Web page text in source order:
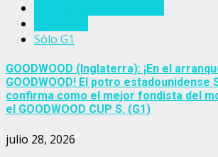
Sólo G1
GOODWOOD (Inglaterra): ¡En el
GOODWOOD! El potro estadounidense
confirma como el mejor fondista del
el GOODWOOD CUP S. (G1)
julio 28, 2026